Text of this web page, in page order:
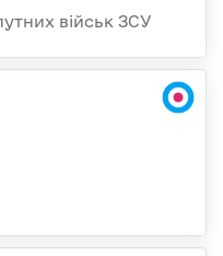
військ ЗСУ